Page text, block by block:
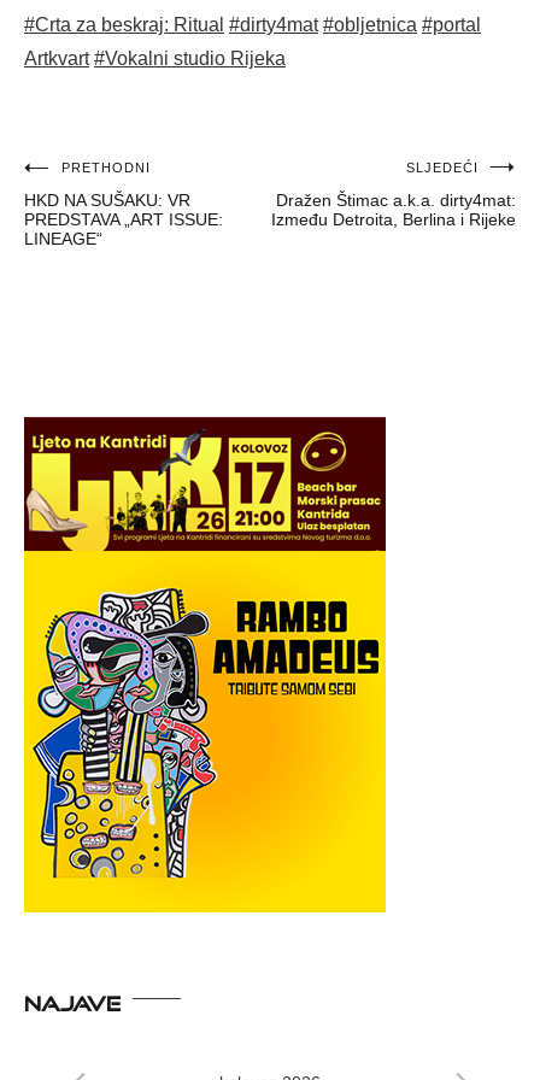
#Crta za beskraj: Ritual #dirty4mat #obljetnica #portal
Artkvart #Vokalni studio Rijeka
Navigacija
objava
PRETHODNI
HKD NA SUŠAKU: VR
PREDSTAVA „ART ISSUE:
LINEAGE“
SLJEDEĆI
Dražen Štimac a.k.a. dirty4mat:
Između Detroita, Berlina i Rijeke
NAJAVE